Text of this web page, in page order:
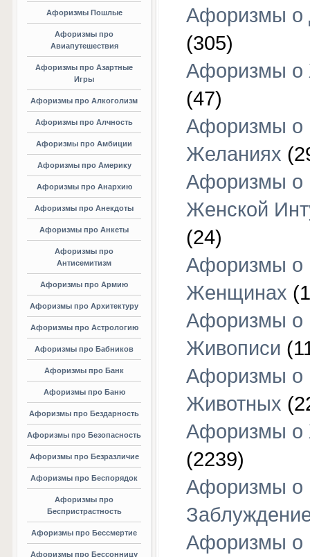
Афоризмы Пошлые
Афоризмы про
Авиапутешествия
Афоризмы про Азартные
Игры
Афоризмы про Алкоголизм
Афоризмы про Алчность
Афоризмы про Амбиции
Афоризмы про Америку
Афоризмы про Анархию
Афоризмы про Анекдоты
Афоризмы про Анкеты
Афоризмы про
Антисемитизм
Афоризмы про Армию
Афоризмы про Архитектуру
Афоризмы про Астрологию
Афоризмы про Бабников
Афоризмы про Банк
Афоризмы про Баню
Афоризмы про Бездарность
Афоризмы про Безопасность
Афоризмы про Безразличие
Афоризмы про Беспорядок
Афоризмы про
Беспристрастность
Афоризмы про Бессмертие
Афоризмы про Бессонницу
Афоризмы о
(305)
Афоризмы
(47)
Афоризмы о
Желаниях
Афоризмы о
Женской
(24)
Афоризмы о
Женщинах
Афоризмы о
Живописи
Афоризмы о
Животных
Афоризмы о
(2239)
Афоризмы о
Афоризмы о